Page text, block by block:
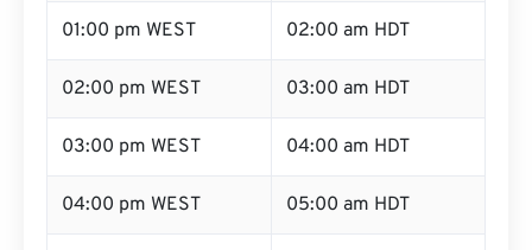
01:00 pm WEST 02:00 am HDT
02:00 pm WEST 03:00 am HDT
03:00 pm WEST 04:00 am HDT
04:00 pm WEST 05:00 am HDT